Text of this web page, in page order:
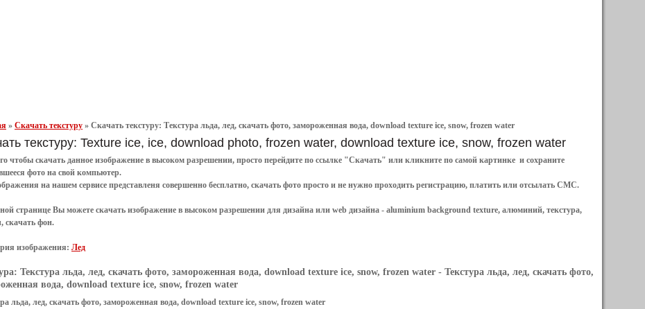
» Скачать текстуру » Скачать текстуру: Текстура льда, лед, скачать фото, замороженная вода, download texture ice, snow, frozen water
текстуру: Texture ice, ice, download photo, frozen water, download texture ice, snow, frozen water
чтобы скачать данное изображение в высоком разрешении, просто перейдите по ссылке "Скачать" или кликните по самой картинке и сохраните
фото на свой компьютер.
на нашем сервисе представленя совершенно бесплатно, скачать фото просто и не нужно проходить регистрацию, платить или отсылать СМС.
странице Вы можете скачать изображение в высоком разрешении для дизайна или web дизайна - aluminium background texture, алюминий, текстура,
скачать фон.
изображения: Лед
Текстура льда, лед, скачать фото, замороженная вода, download texture ice, snow, frozen water - Текстура льда, лед, скачать фото,
вода, download texture ice, snow, frozen water
льда, лед, скачать фото, замороженная вода, download texture ice, snow, frozen water